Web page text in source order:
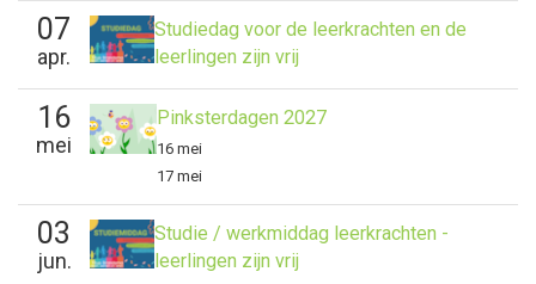
07
apr.
Studiedag voor de leerkrachten en de
leerlingen zijn vrij
16
mei
Pinksterdagen 2027
16 mei
17 mei
03
jun.
Studie / werkmiddag leerkrachten -
leerlingen zijn vrij